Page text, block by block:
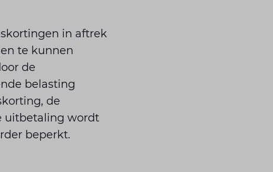
in aftrek
te kunnen
de
belasting
de
uitbetaling wordt
beperkt.